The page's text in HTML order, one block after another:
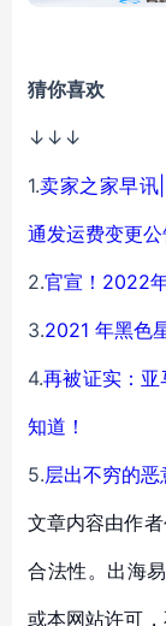
猜你喜欢
↓↓↓
1.卖家之家早讯
通发运费变更
2.官宣！2022
3.2021 年黑色
4.再被证实：
知道！
5.层出不穷的恶
文章内容由作
合法性。出海
或本网站许可